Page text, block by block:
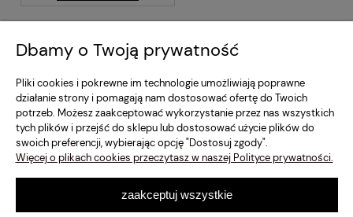
Dostawa i Płatność
Szybki Kontakt
pokaż pełną wersję strony
Dbamy o Twoją prywatność
Pliki cookies i pokrewne im technologie umożliwiają poprawne
działanie strony i pomagają nam dostosować ofertę do Twoich
potrzeb. Możesz zaakceptować wykorzystanie przez nas wszystkich
tych plików i przejść do sklepu lub dostosować użycie plików do
swoich preferencji, wybierając opcję "Dostosuj zgody".
Więcej o plikach cookies przeczytasz w naszej Polityce prywatności.
zaakceptuj wszystkie